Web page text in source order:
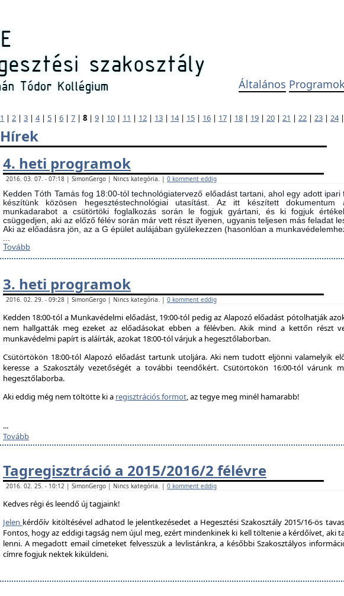
Általános
1 | 2 | 3 | 4| 5 | 6 | 7 | 8 | 9 | 10 | 11 | 12 | 13 | 14| 15 | 16 | 17 | 18 | 19 | 20 | 21 | 22 | 23 | 24|
Hírek
4. heti programok
2016. 03. 07. - 07:18 | SimonGergo | Nincs kategória. | 0 komment eddig
Kedden Tóth Tamás fog 18:00-tól technológiatervező előadást tartani, ahol egy adott ipari
készítünk közösen hegesztéstechnológiai utasítást. Az itt készített dokumentum
munkadarabot a csütörtöki foglalkozás során le fogjuk gyártani, és ki fogjuk
csüggedjen, aki az előző félév során már vett részt ilyenen, ugyanis teljesen más feladat
Aki az előadásra jön, az a G épület aulájában gyülekezzen (hasonlóan a
Tovább
3. heti programok
2016. 02. 29. - 09:28 | SimonGergo | Nincs kategória. | 0 komment eddig
Kedden 18:00-tól a Munkavédelmi előadást, 19:00-tól pedig az Alapozó előadást pótolhatják
nem hallgatták meg ezeket az előadásokat ebben a félévben. Akik mind a kettőn részt
munkavédelmi papírt is aláírták, azokat 18:00-tól várjuk a hegesztőlaborban.
Csütörtökön 18:00-tól Alapozó előadást tartunk utoljára. Aki nem tudott eljönni valamelyik
keresse a Szakosztály vezetőségét a további teendőkért. Csütörtökön 16:00-tól várunk
hegesztőlaborba.
Aki eddig még nem töltötte ki a regisztrációs formot, az tegye meg minél hamarabb!
...
Tovább
Tagregisztráció a 2015/2016/2 félévre
2016. 02. 25. - 10:12 | SimonGergo | Nincs kategória. | 0 komment eddig
Kedves régi és leendő új tagjaink!
Jelen kérdőív kitöltésével adhatod le jelentkezésedet a Hegesztési Szakosztály 2015/16-ös
Fontos, hogy az eddigi tagság nem újul meg, ezért mindenkinek ki kell töltenie a kérdőívet, aki
lenni. A megadott email címeteket felvesszük a levlistánkra, a későbbi Szakosztályos
címre fogjuk nektek kiküldeni.